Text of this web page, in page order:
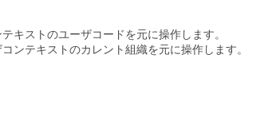
キストのユーザコードを元に操作します。
ンテキストのカレント組織を元に操作します。